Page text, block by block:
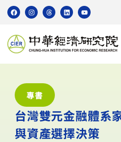
專書
台灣雙元金融體系
與資產選擇決策